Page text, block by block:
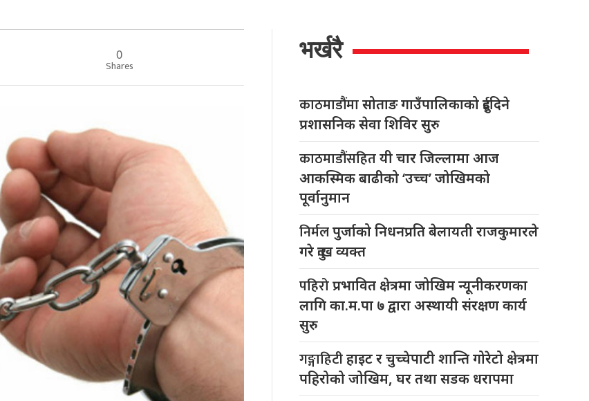
0
Shares
भर्खरै
काठमाडौंमासोताङ गाउँपालिकाको दुईदिने
प्रशासनिक सेवा शिविर सुरु
काठमाडौंसहितयी चार जिल्लामा आज
आकस्मिक बाढीको ‘उच्च’ जोखिमको
पूर्वानुमान
निर्मलपुर्जाको निधनप्रति बेलायती राजकुमारले
गरे दुःख व्यक्त
पहिरोप्रभावित क्षेत्रमा जोखिम न्यूनीकरणका
लागि का.म.पा ७ द्वारा अस्थायी संरक्षण कार्य
सुरु
गङ्गाहिटीहाइट र चुच्चेपाटी शान्ति गोरेटो क्षेत्रमा
पहिरोको जोखिम, घर तथा सडक धरापमा